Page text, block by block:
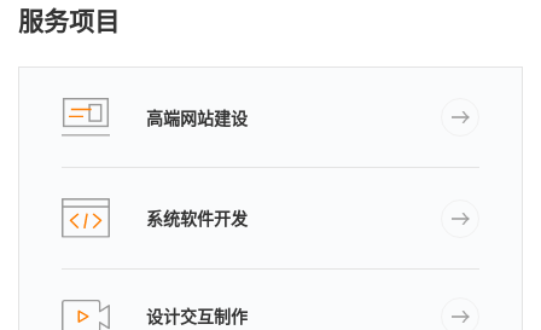
服务项目
高端网站建设
系统软件开发
设计交互制作